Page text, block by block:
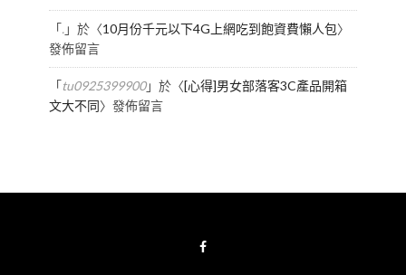
「.」於〈10月份千元以下4G上網吃到飽資費懶人包〉
發佈留言
「tu0925399900」於〈[心得]男女部落客3C產品開箱
文大不同〉發佈留言